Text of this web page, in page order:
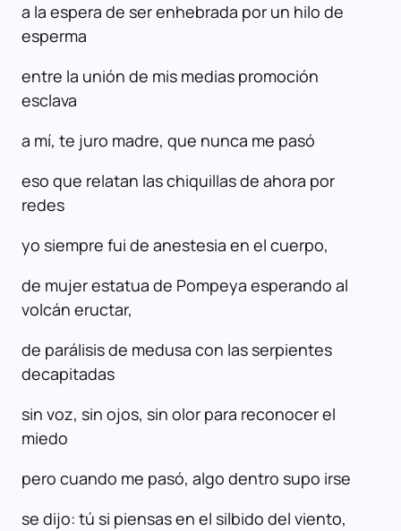
a la espera de ser enhebrada por un hilo de
esperma
entre la unión de mis medias promoción
esclava
a mí, te juro madre, que nunca me pasó
eso que relatan las chiquillas de ahora por
redes
yo siempre fui de anestesia en el cuerpo,
de mujer estatua de Pompeya esperando al
volcán eructar,
de parálisis de medusa con las serpientes
decapitadas
sin voz, sin ojos, sin olor para reconocer el
miedo
pero cuando me pasó, algo dentro supo irse
se dijo: tú si piensas en el silbido del viento,